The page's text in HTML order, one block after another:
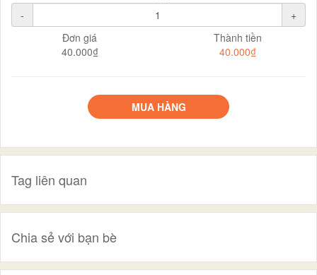
-
+
Đơn giá
40.000₫
Thành tiền
40.000₫
MUA HÀNG
Tag liên quan
Chia sẻ với bạn bè